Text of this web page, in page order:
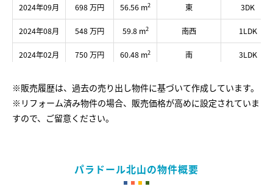
2024年09月 698 万円 56.56 m2 東 3DK
2024年08月 548 万円 59.8 m2 南西 1LDK
2024年02月 750 万円 60.48 m2 南 3LDK
2023年07月 980 万円 73.45 m2 北東 3LDK
2023年06月 980 万円
840 万円 71.2 m 2 西
※販売履歴は、過去の売り出し物件に基づいて作成しています。
※リフォーム済み物件の場合、販売価格が高めに設定されていま
すので、ご留意ください。
パラドール北山の物件概要